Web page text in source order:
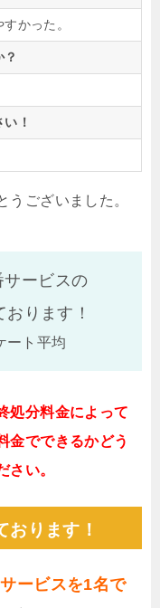
かった。
！
うございました。
ービスの
ります！
ート平均
処分料金によって
金でできるかどう
さい。
おります！
サービスを1名で